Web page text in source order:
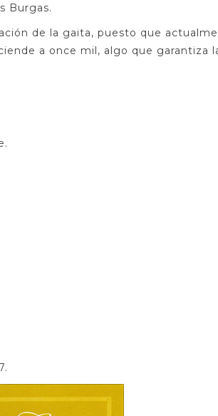
Burgas.
de la gaita, puesto que
a once mil, algo que